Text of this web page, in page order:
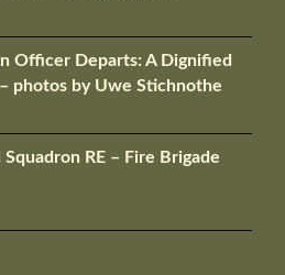
Officer Departs: A Dignified
photos by Uwe Stichnothe
RE – Fire Brigade